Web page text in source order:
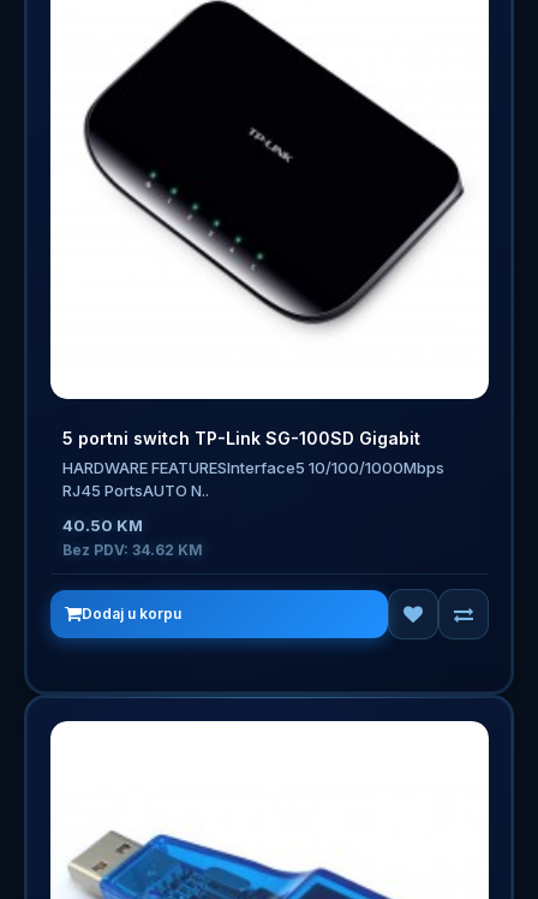
5 portni switch TP-Link SG-100SD Gigabit
HARDWARE FEATURESInterface5 10/100/1000Mbps
RJ45 PortsAUTO N..
40.50 KM
Bez PDV: 34.62 KM
Dodaj u korpu